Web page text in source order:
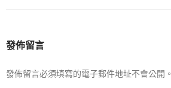
發佈留言
發佈留言必須填寫的電子郵件地址不會公開。